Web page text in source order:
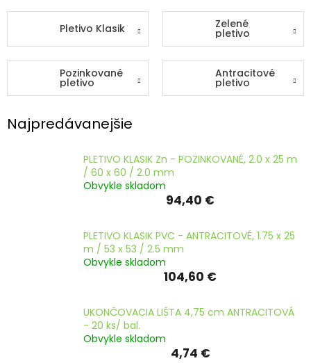
Prihlásenie
Pletivo Klasik Zelené
pletivo
Pozinkované
pletivo
Antracitové
pletivo
Najpredávanejšie
PLETIVO KLASIK Zn - POZINKOVANÉ, 2.0 x 25 m
/ 60 x 60 / 2.0 mm
Obvykle skladom
94,40 €
PLETIVO KLASIK PVC - ANTRACITOVÉ, 1.75 x 25
m / 53 x 53 / 2.5 mm
Obvykle skladom
104,60 €
UKONČOVACIA LIŠTA 4,75 cm ANTRACITOVÁ
- 20 ks/ bal.
Obvykle skladom
4,74 €